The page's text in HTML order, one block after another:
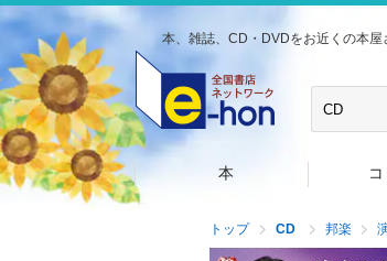
本、雑誌、CD・DVDをお近くの本屋
本
トップ CD 邦楽